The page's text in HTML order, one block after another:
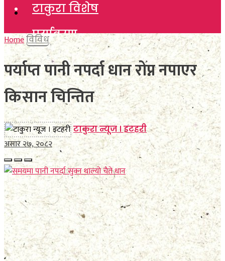
टाकुरा विशेष
पर्यावरण
विचार
कला साहित्य
खेलकुद
विविध
अन्तर्वार्ता
मनाेरञ्जन
फाेटाे फिचर
निर्वाचन
टाकुरा विशेष
पर्यावरण
विचार
कला साहित्य
खेलकुद
विविध
अन्तर्वार्ता
मनाेरञ्जन
फाेटाे फिचर
निर्वाचन
Homeविविध
पर्याप्त पानी नपर्दा धान रोप्न नपाएर
किसान चिन्तित
टाकुरा न्यूज । इटहरी
असार २७, २०८२